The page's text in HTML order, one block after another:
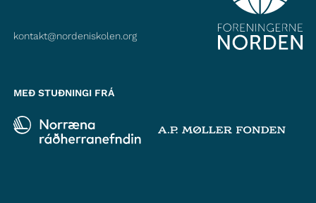
kontakt@nordeniskolen.org
MEÐ STUÐNINGI FRÁ